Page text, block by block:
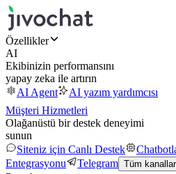
Özellikler
AI
Ekibinizin performansını
yapay zeka ile artırın
AI Agent
AI yazım yardımcısı
Müşteri Hizmetleri
Olağanüstü bir destek deneyimi
sunun
Siteniz için Canlı Destek
Entegrasyonu
Telegram Tüm kanallar